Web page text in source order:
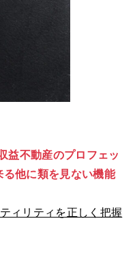
益不動産のプロフェッ
他に類を見ない機能
ィリティを正しく把握